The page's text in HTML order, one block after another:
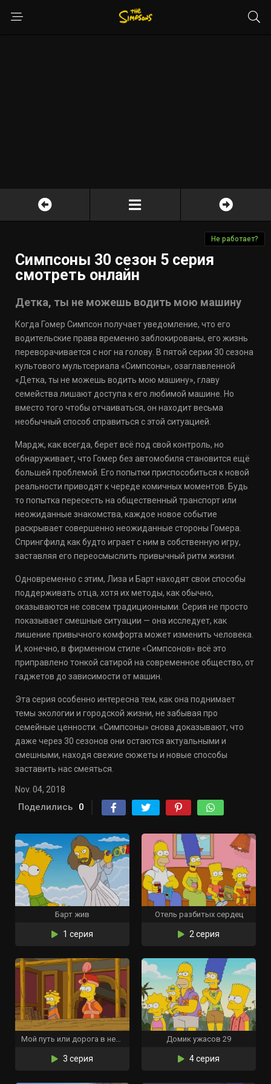
Не работает?
Симпсоны 30 сезон 5 серия
смотреть онлайн
Детка, ты не можешь водить мою машину
Когда Гомер Симпсон получает уведомление, что его
водительские права временно заблокированы, его жизнь
переворачивается с ног на голову. В пятой серии 30 сезона
культового мультсериала «Симпсоны», озаглавленной
«Детка, ты не можешь водить мою машину», главу
семейства лишают доступа к его любимой машине. Но
вместо того чтобы отчаиваться, он находит весьма
необычный способ справиться с этой ситуацией.
Мардж, как всегда, берет всё под свой контроль, но
обнаруживает, что Гомер без автомобиля становится ещё
большей проблемой. Его попытки приспособиться к новой
реальности приводят к череде комичных моментов. Будь
то попытка пересесть на общественный транспорт или
неожиданные знакомства, каждое новое событие
раскрывает совершенно неожиданные стороны Гомера.
Спрингфилд как будто играет с ним в собственную игру,
заставляя его переосмыслить привычный ритм жизни.
Одновременно с этим, Лиза и Барт находят свои способы
поддерживать отца, хотя их методы, как обычно,
оказываются не совсем традиционными. Серия не просто
показывает смешные ситуации — она исследует, как
лишение привычного комфорта может изменить человека.
И, конечно, в фирменном стиле «Симпсонов» всё это
приправлено тонкой сатирой на современное общество, от
гаджетов до зависимости от машин.
Эта серия особенно интересна тем, как она поднимает
темы экологии и городской жизни, не забывая про
семейные ценности. «Симпсоны» снова доказывают, что
даже через 30 сезонов они остаются актуальными и
смешными, находя свежие сюжеты и новые способы
заставить нас смеяться.
Nov. 04, 2018
Поделились 0
Барт жив
1 серия
Отель разбитых сердец
2 серия
Мой путь или дорога в небеса
3 серия
Домик ужасов 29
4 серия